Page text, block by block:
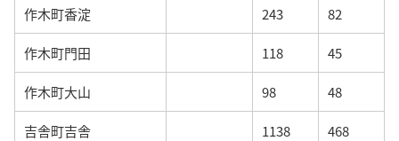
作木町香淀 243 82
作木町門田 118 45
作木町大山 98 48
吉舎町吉舎 1138 468